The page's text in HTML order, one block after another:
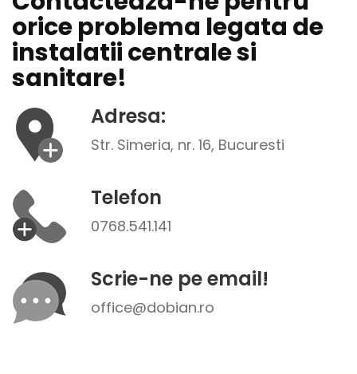
orice problema legata de
instalatii centrale si
sanitare!
Adresa:
Str. Simeria, nr. 16, Bucuresti
Telefon
0768.541.141
Scrie-ne pe email!
office@dobian.ro